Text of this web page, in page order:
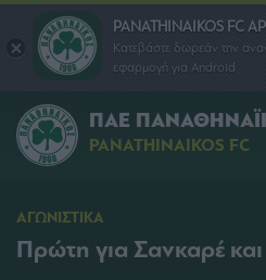
PANATHINAIKOS FC
Κατεβάστε δωρεάν την
εφαρμογή για Android
ΠΑΕ
PANATHINAIKOS FC
ΑΓΩΝΙΣΤΙΚΑ
Πρώτη για Σανκαρέ